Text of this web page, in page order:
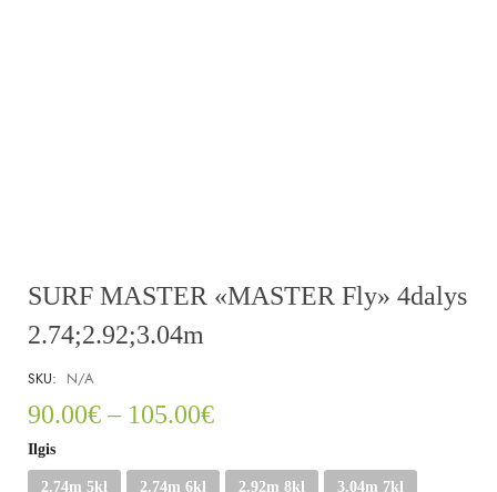
SURF MASTER «MASTER Fly» 4dalys
2.74;2.92;3.04m
SKU: N/A
90.00€– 105.00€
Ilgis
2.74m 5kl 2.74m 6kl 2.92m 8kl 3.04m 7kl